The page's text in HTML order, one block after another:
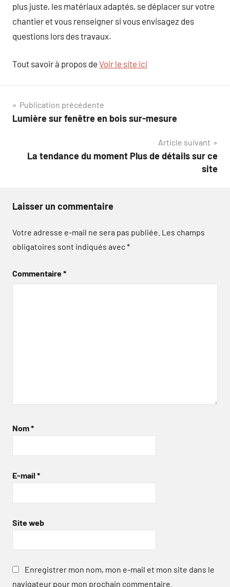
plus juste, les matériaux adaptés, se déplacer sur votre
chantier et vous renseigner si vous envisagez des
questions lors des travaux.
Tout savoir à propos de Voir le site ici
Navigation
de
Publication précédente
Lumière sur fenêtre en bois sur-mesure
Article suivant
La tendance du moment Plus de détails sur ce
site
Laisser un commentaire
Votre adresse e-mail ne sera pas publiée. Les champs
obligatoires sont indiqués avec*
Commentaire*
Nom*
E-mail *
Site web
Enregistrer mon nom, mon e-mail et mon site dans le
navigateur pour mon prochain commentaire.